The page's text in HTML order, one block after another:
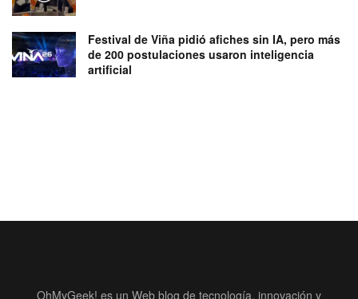
Festival de Viña pidió afiches sin IA, pero más
de 200 postulaciones usaron inteligencia
artificial
OhMyGeek! es un Web blog de tecnología, innovación y